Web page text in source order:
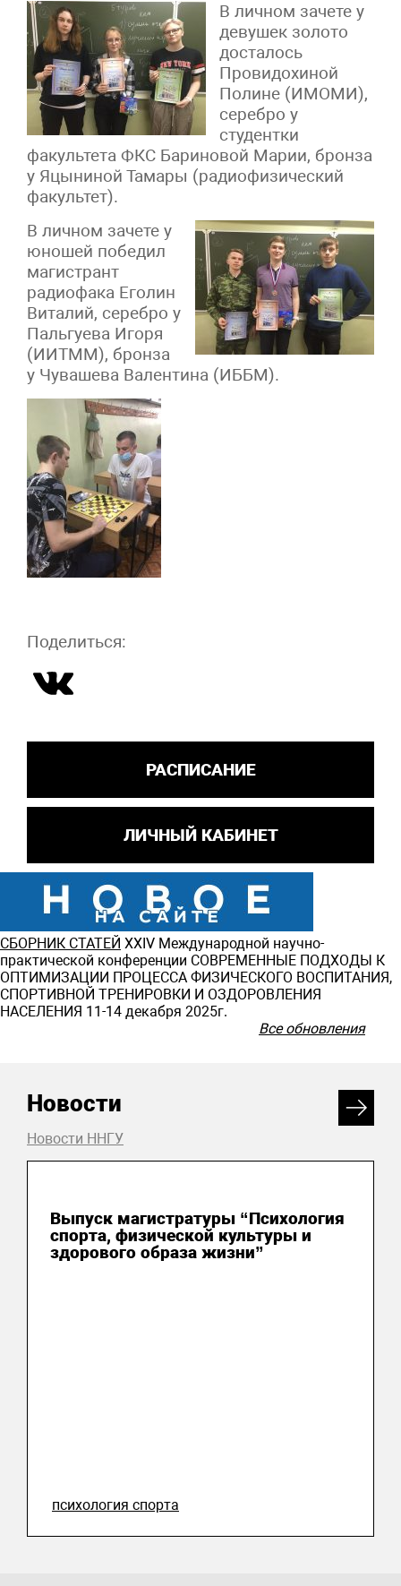
В личном зачете у
девушек золото
досталось
Провидохиной
Полине (ИМОМИ),
серебро у
студентки
факультета ФКС Бариновой Марии, бронза
у Яцыниной Тамары (радиофизический
факультет).
В личном зачете у
юношей победил
магистрант
радиофака Еголин
Виталий, серебро у
Пальгуева Игоря
(ИИТММ), бронза
у Чувашева Валентина (ИББМ).
Поделиться:
РАСПИСАНИЕ
ЛИЧНЫЙ КАБИНЕТ
СБОРНИК СТАТЕЙ ХXIV Международной научно-
практической конференции СОВРЕМЕННЫЕ ПОДХОДЫ К
ОПТИМИЗАЦИИ ПРОЦЕССА ФИЗИЧЕСКОГО ВОСПИТАНИЯ,
СПОРТИВНОЙ ТРЕНИРОВКИ И ОЗДОРОВЛЕНИЯ
НАСЕЛЕНИЯ 11-14 декабря 2025г.
Все обновления
Новости
Новости ННГУ
Выпуск магистратуры “Психология
спорта, физической культуры и
здорового образа жизни”
психология спорта